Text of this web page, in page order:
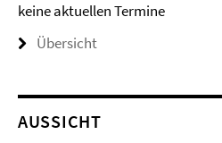
keine aktuellen Termine
Übersicht
AUSSICHT